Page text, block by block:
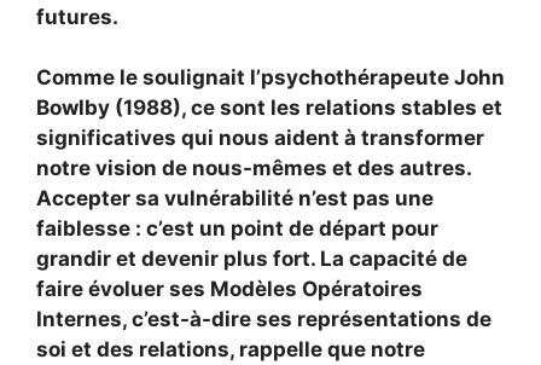
futures.
Comme le soulignait l’psychothérapeute John
Bowlby (1988), ce sont les relations stables et
significatives qui nous aident à transformer
notre vision de nous-mêmes et des autres.
Accepter sa vulnérabilité n’est pas une
faiblesse : c’est un point de départ pour
grandir et devenir plus fort. La capacité de
faire évoluer ses Modèles Opératoires
Internes, c’est-à-dire ses représentations de
soi et des relations, rappelle que notre